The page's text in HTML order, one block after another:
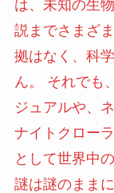
は、未知の生
説までさまざ
拠はなく、科
ん。 それでも
ジュアルや、
ナイトクロー
として世界中
謎は謎のまま